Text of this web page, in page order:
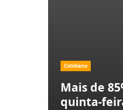
Cotidiano
Mais de
quinta-